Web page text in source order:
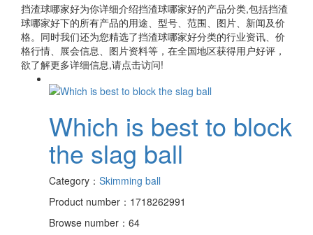
挡渣球哪家好为你详细介绍挡渣球哪家好的产品分类,包括挡渣
球哪家好下的所有产品的用途、型号、范围、图片、新闻及价
格。同时我们还为您精选了挡渣球哪家好分类的行业资讯、价
格行情、展会信息、图片资料等，在全国地区获得用户好评，
欲了解更多详细信息,请点击访问!
Which is best to block
the slag ball
Category： Skimming ball
Product number：1718262991
Browse number：64